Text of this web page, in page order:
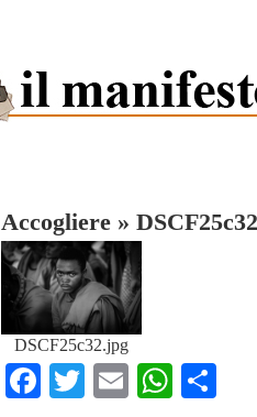
Accogliere » DSCF25c32
DSCF25c32.jpg
Facebook
TwitterEmail